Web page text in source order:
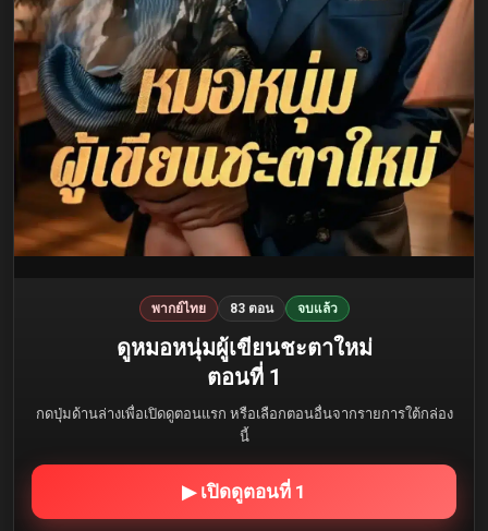
พากย์ไทย 83 ตอน จบแล้ว
ดูหมอหนุ่มผู้เขียนชะตาใหม่
ตอนที่ 1
กดปุ่มด้านล่างเพื่อเปิดดูตอนแรก หรือเลือกตอนอื่นจากรายการใต้กล่อง
นี้
▶ เปิดดูตอนที่ 1